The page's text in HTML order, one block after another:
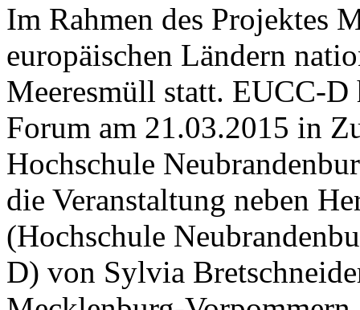
Im Rahmen des Projektes
europäischen Ländern
Meeresmüll statt. EUCC-D
Forum am 21.03.2015 in
Hochschule
die Veranstaltung neben
(Hochschule
D) von Sylvia